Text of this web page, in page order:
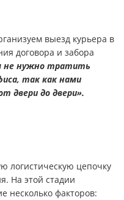
выезд курьера в
договора и забора
не нужно тратить
так как нами
двери до двери».
логистическую цепочку
На этой стадии
несколько факторов: